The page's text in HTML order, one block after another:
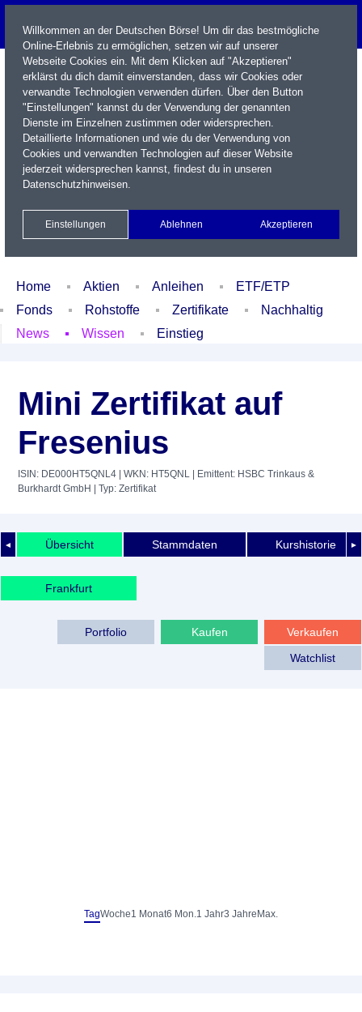
Name / WKN / ISIN / Kürzel
Xetra Realtime
Watchlist Portfolio Login
Home Aktien Anleihen
ETF/ETP
Fonds
Rohstoffe Zertifikate
Nachhaltig
News
Wissen Einstieg
Mini Zertifikat auf
Fresenius
ISIN: DE000HT5QNL4 | WKN: HT5QNL | Emittent: HSBC Trinkaus &
Burkhardt GmbH
| Typ: Zertifikat
◄ ►
Übersicht Stammdaten Kurshistorie
Frankfurt
Verkaufen
Kaufen
Portfolio
Watchlist
TagWoche1 Monat6 Mon.1 Jahr3 Jahre Max.
Willkommen an der Deutschen Börse! Um dir das bestmögliche
Online-Erlebnis zu ermöglichen, setzen wir auf unserer
Webseite Cookies ein. Mit dem Klicken auf "Akzeptieren"
erklärst du dich damit einverstanden, dass wir Cookies oder
verwandte Technologien verwenden dürfen. Über den Button
"Einstellungen" kannst du der Verwendung der genannten
Dienste im Einzelnen zustimmen oder widersprechen.
Detaillierte Informationen und wie du der Verwendung von
Cookies und verwandten Technologien auf dieser Website
jederzeit widersprechen kannst, findest du in unseren
Datenschutzhinweisen.
Einstellungen Ablehnen Akzeptieren